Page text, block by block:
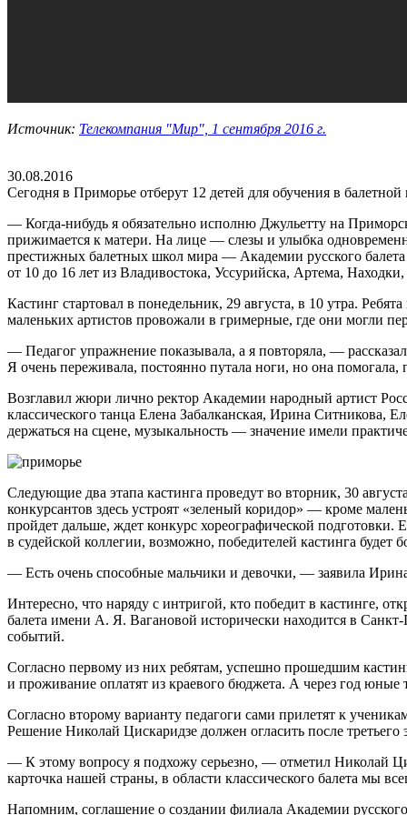
Источник: Телекомпания "Мир", 1 сентября 2016 г.
30.08.2016
Сегодня в Приморье отберут 12 детей для обучения в
— Когда-нибудь я обязательно исполню Джульетту на
прижимается к матери. На лице — слезы и улыбка
престижных балетных школ мира — Академии русского
от 10 до 16 лет из Владивостока, Уссурийска, Артема,
Кастинг стартовал в понедельник, 29 августа, в 10 утра.
маленьких артистов провожали в гримерные, где они могли
— Педагог упражнение показывала, а я повторяла, —
Я очень переживала, постоянно путала ноги, но она
Возглавил жюри лично ректор Академии народный артист
классического танца Елена Забалканская, Ирина Ситникова,
держаться на сцене, музыкальность — значение имели
Следующие два этапа кастинга проведут во вторник, 30
конкурсантов здесь устроят «зеленый коридор» — кроме
пройдет дальше, ждет конкурс хореографической
в судейской коллегии, возможно, победителей кастинга будет
— Есть очень способные мальчики и девочки, — заявила
Интересно, что наряду с интригой, кто победит в кастинге,
балета имени А. Я. Вагановой исторически находится в
событий.
Согласно первому из них ребятам, успешно прошедшим
и проживание оплатят из краевого бюджета. А через год юные
Согласно второму варианту педагоги сами прилетят к
Решение Николай Цискаридзе должен огласить после третьего
— К этому вопросу я подхожу серьезно, — отметил Николай
карточка нашей страны, в области классического балета мы
Напомним, соглашение о создании филиала Академии